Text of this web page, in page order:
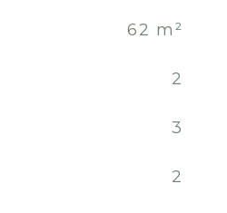
62 m²
2
3
2